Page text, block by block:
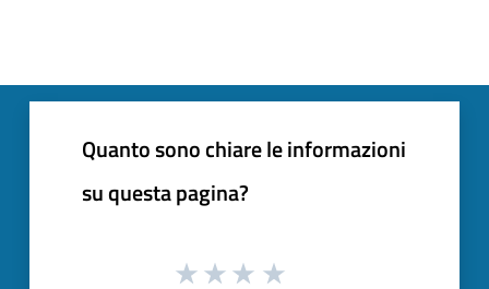
Quanto sono chiare le informazioni
su questa pagina?